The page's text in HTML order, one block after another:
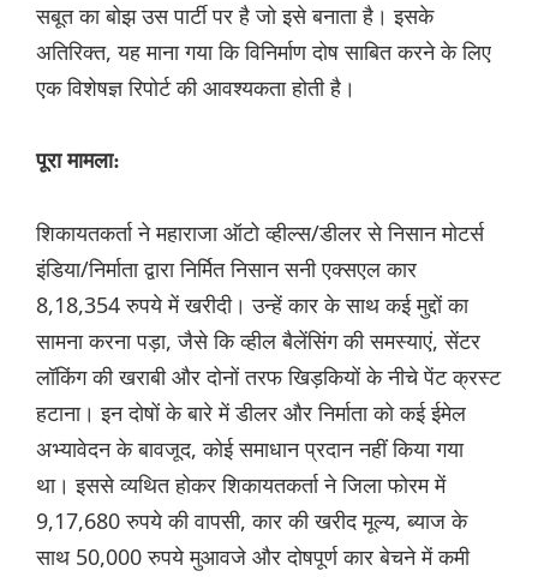
सबूत का बोझ उस पार्टी पर है जो इसे बनाता है। इसके
अतिरिक्त, यह माना गया कि विनिर्माण दोष साबित करने के लिए
एक विशेषज्ञ रिपोर्ट की आवश्यकता होती है।
पूरा मामला:
शिकायतकर्ता ने महाराजा ऑटो व्हील्स/डीलर से निसान मोटर्स
इंडिया/निर्माता द्वारा निर्मित निसान सनी एक्सएल कार
8,18,354 रुपये में खरीदी। उन्हें कार के साथ कई मुद्दों का
सामना करना पड़ा, जैसे कि व्हील बैलेंसिंग की समस्याएं, सेंटर
लॉकिंग की खराबी और दोनों तरफ खिड़कियों के नीचे पेंट क्रस्ट
हटाना। इन दोषों के बारे में डीलर और निर्माता को कई ईमेल
अभ्यावेदन के बावजूद, कोई समाधान प्रदान नहीं किया गया
था। इससे व्यथित होकर शिकायतकर्ता ने जिला फोरम में
9,17,680 रुपये की वापसी, कार की खरीद मूल्य, ब्याज के
साथ 50,000 रुपये मुआवजे और दोषपूर्ण कार बेचने में कमी